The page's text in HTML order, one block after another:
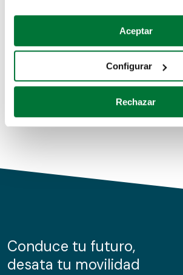
Si lo permite, también quisiéramos:
Recopilar información sobre su
Identificar su dispositivo
para buscar características
Obtenga más información sobre cómo
de cookies.
información sobre el uso que haga del
nuestros partners de redes sociales,
Aceptar
Configurar
Rechazar
Coches de segunda mano
Coches de km0
Conduce tu futuro,
desata tu movilidad